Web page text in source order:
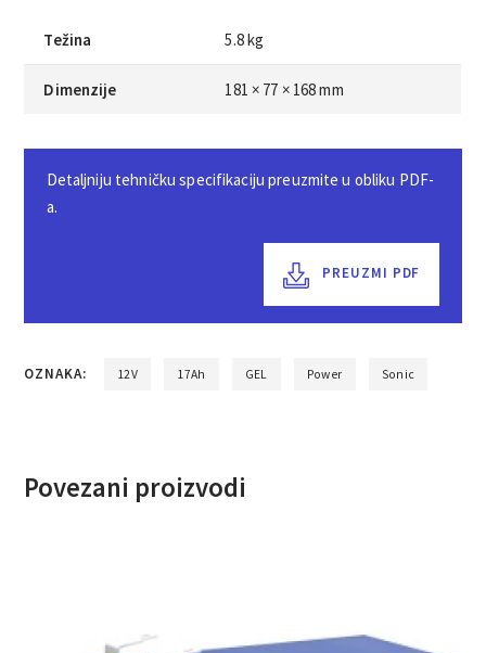
Težina 5.8 kg
Dimenzije 181 × 77 × 168 mm
Detaljniju tehničku specifikaciju preuzmite u obliku PDF-
a.
PREUZMI PDF
OZNAKA: 12V 17Ah GEL Power Sonic
Povezani proizvodi